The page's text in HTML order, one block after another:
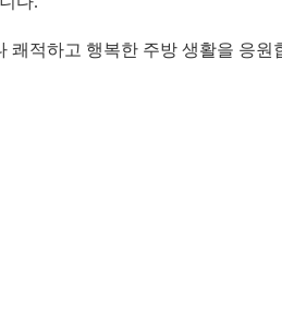
쾌적하고 행복한 주방 생활을 응원